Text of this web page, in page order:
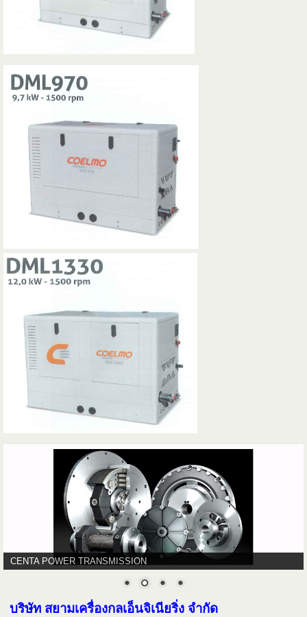
CENTA POWER TRANSMISSION
บริษัท สยามเครื่องกลเอ็นจิเนียริ่ง จำกัด